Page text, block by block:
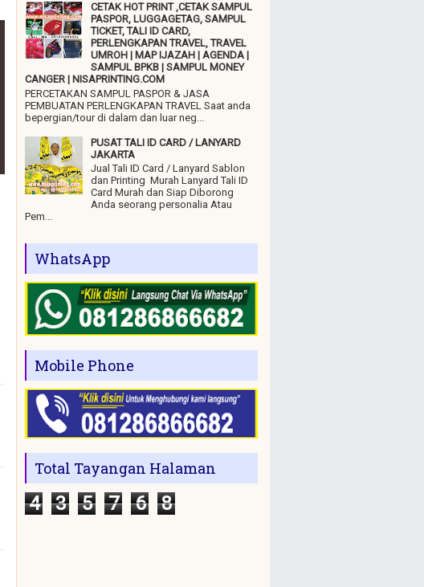
CETAK HOT PRINT ,CETAK SAMPUL
PASPOR, LUGGAGETAG, SAMPUL
TICKET, TALI ID CARD,
PERLENGKAPAN TRAVEL, TRAVEL
UMROH | MAP IJAZAH | AGENDA |
SAMPUL BPKB | SAMPUL MONEY
CANGER | NISAPRINTING.COM
PERCETAKAN SAMPUL PASPOR & JASA
PEMBUATAN PERLENGKAPAN TRAVEL Saat anda
bepergian/tour di dalam dan luar neg...
PUSAT TALI ID CARD / LANYARD
JAKARTA
Jual Tali ID Card / Lanyard Sablon
dan Printing Murah Lanyard Tali ID
Card Murah dan Siap Diborong
Anda seorang personalia Atau
Pem...
WhatsApp
Mobile Phone
Total Tayangan Halaman
4 3 5 7 6 8